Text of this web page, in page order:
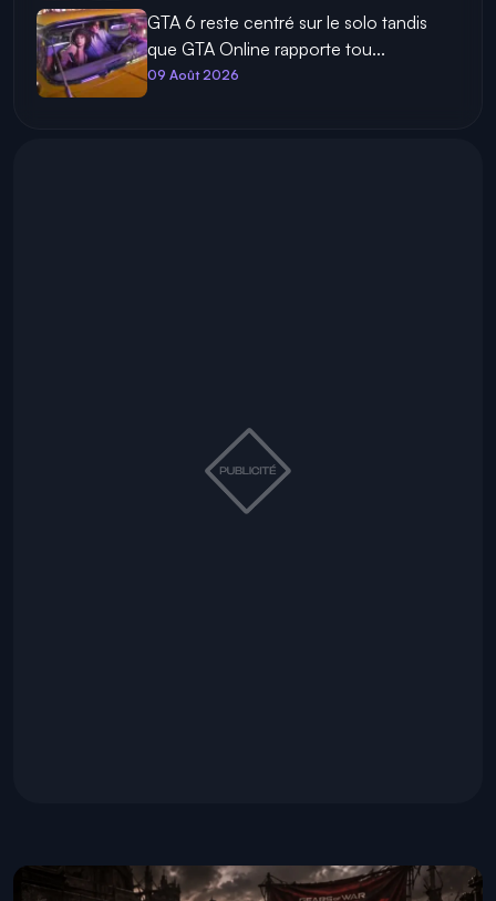
GTA 6 reste centré sur le solo tandis
que GTA Online rapporte tou...
09 Août 2026